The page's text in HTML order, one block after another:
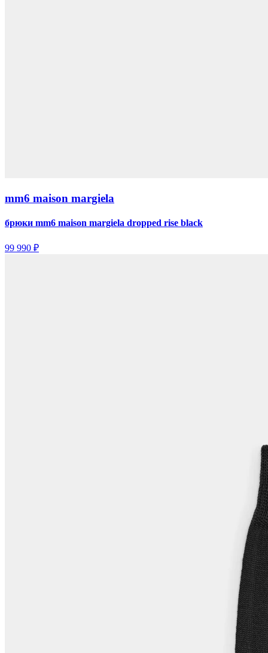
mm6 maison margiela
брюки mm6 maison margiela dropped rise black
99 990 ₽